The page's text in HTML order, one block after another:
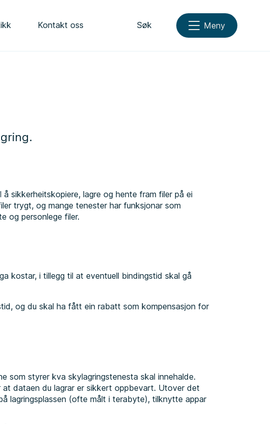
Kontakt oss Søk Meny
sikkerheitskopiere, lagre og hente fram filer på ei
trygt, og mange tenester har funksjonar som
og personlege filer.
kostar, i tillegg til at eventuell bindingstid skal gå
og du skal ha fått ein rabatt som kompensasjon for
som styrer kva skylagringstenesta skal innehalde.
dataen du lagrar er sikkert oppbevart. Utover det
lagringsplassen (ofte målt i terabyte), tilknytte appar